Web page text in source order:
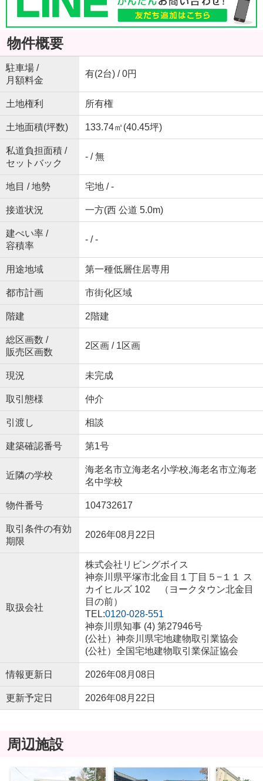
物件概要
駐車場 /
月額料金
有(2台) / 0円
土地権利 所有権
土地面積(坪数) 133.74㎡(40.45坪)
私道負担面積 /
セットバック
- / 無
地目 / 地勢 宅地 / -
接道状況 一方(西 公道 5.0m)
建ぺい率 /
容積率
- / -
用途地域 第一種低層住居専用
都市計画 市街化区域
階建 2階建
総区画数 /
販売区画数
2区画 / 1区画
現況 未完成
取引態様 仲介
引渡し 相談
建築確認番号 第1号
近隣の学校
海老名市立海老名小学校,海老名市立海老
名中学校
物件番号 104732617
取引条件の有効
期限
2026年08月22日
取扱会社
株式会社リビングボイス
神奈川県平塚市北金目１丁目５−１１ ス
カイヒルズ 102 （ヨークタウン北金目
目の前）
TEL:0120-028-551
神奈川県知事 (4) 第27946号
(公社）神奈川県宅地建物取引業協会
(公社）全国宅地建物取引業保証協会
情報更新日 2026年08月08日
更新予定日 2026年08月22日
周辺施設